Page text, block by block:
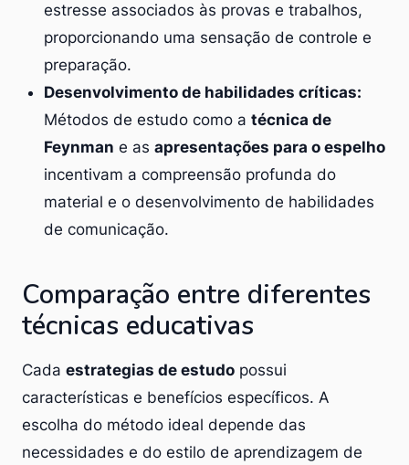
estresse associados às provas e trabalhos,
proporcionando uma sensação de controle e
preparação.
Desenvolvimento de habilidades críticas:
Métodos de estudo como a técnica de
Feynman e as apresentações para o espelho
incentivam a compreensão profunda do
material e o desenvolvimento de habilidades
de comunicação.
Comparação entre diferentes
técnicas educativas
Cada estrategias de estudo possui
características e benefícios específicos. A
escolha do método ideal depende das
necessidades e do estilo de aprendizagem de